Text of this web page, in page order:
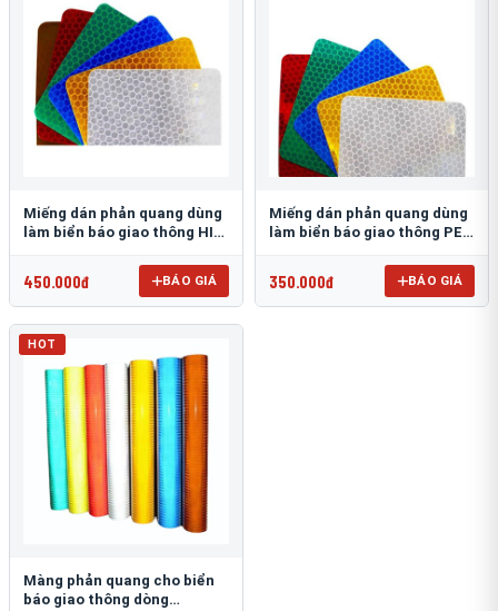
Miếng dán phản quang dùng
làm biển báo giao thông HIP
450.000đ BÁO GIÁ
Miếng dán phản quang dùng
làm biển báo giao thông PEG
350.000đ BÁO GIÁ
HOT
Màng phản quang cho biển
báo giao thông dòng